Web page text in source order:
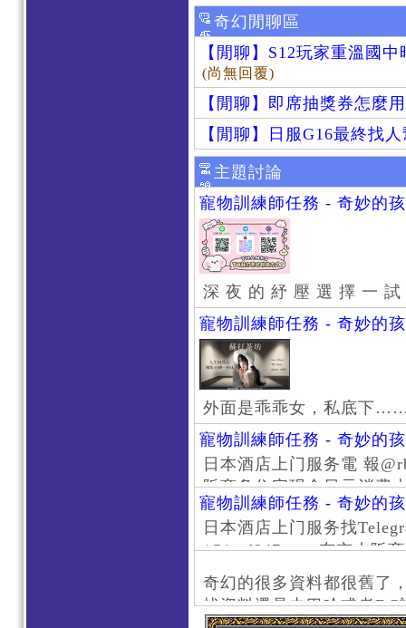
奇幻閒聊區
【閒聊】S12玩家重溫國
(尚無回覆)
【閒聊】即席抽獎券怎麼
【閒聊】日服G16最終找
主題討論
寵物訓練師任務 - 奇妙的
深 夜 的 紓 壓 選 擇 一
寵物訓練師任務 - 奇妙的
外面是乖乖女，私底下
寵物訓練師任務 - 奇妙的
日本酒店上门服务電 報
阪商务住宅现金日元消费
京风俗 #大阪风俗 #东京
上门服务新宿风俗 #梅田
#日本萝莉 #大阪萝莉 #日
寵物訓練師任務 - 奇妙的
日本酒店上门服务找
/@jptd847utpp 东京大阪
京旅游 #大阪旅游 #东京
东京上门服务 #大阪上门
心斋桥风俗 #日本女孩 #
奇幻的很多資料都很舊了
找資料還是去巴哈或者